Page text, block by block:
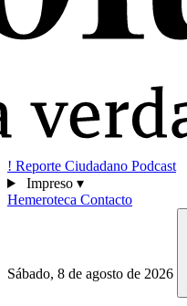
! Reporte Ciudadano Podcast
Impreso ▾
Hemeroteca Contacto
Sábado, 8 de agosto de 2026